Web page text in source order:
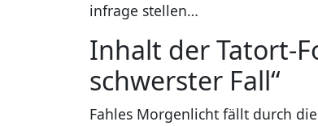
infrage stellen…
Inhalt der Tatort-
schwerster Fall“
Fahles Morgenlicht fällt durch